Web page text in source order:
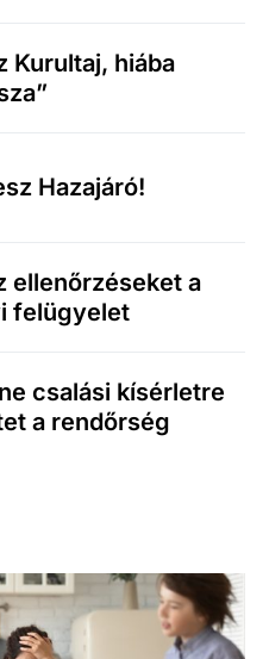
Kurultaj, hiába
Hazajáró!
ellenőrzéseket a
felügyelet
csalási kísérletre
a rendőrség